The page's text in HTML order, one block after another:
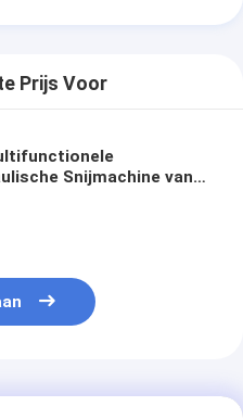
Prijs Voor
Snijmachine van